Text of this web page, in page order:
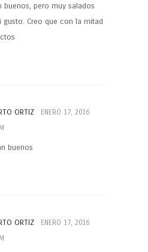
buenos, pero muy salados
gusto. Creo que con la mitad
ORTIZ
ENERO 17, 2016
buenos
ORTIZ
ENERO 17, 2016